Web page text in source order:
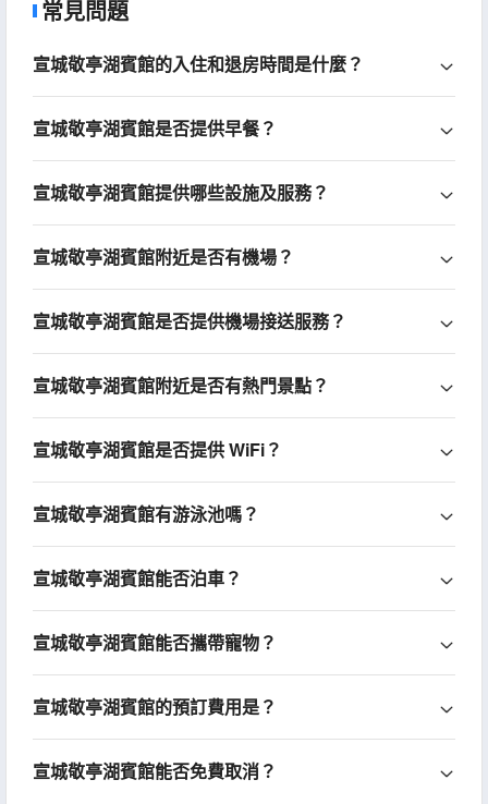
常見問題
宣城敬亭湖賓館的入住和退房時間是什麼？
宣城敬亭湖賓館是否提供早餐？
宣城敬亭湖賓館提供哪些設施及服務？
宣城敬亭湖賓館附近是否有機場？
宣城敬亭湖賓館是否提供機場接送服務？
宣城敬亭湖賓館附近是否有熱門景點？
宣城敬亭湖賓館是否提供 WiFi？
宣城敬亭湖賓館有游泳池嗎？
宣城敬亭湖賓館能否泊車？
宣城敬亭湖賓館能否攜帶寵物？
宣城敬亭湖賓館的預訂費用是？
宣城敬亭湖賓館能否免費取消？